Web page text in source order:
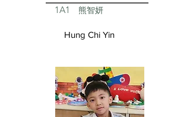
1A1 熊智妍
Hung Chi Yin